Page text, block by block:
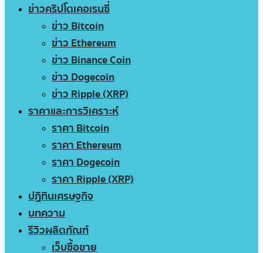
ข่าวคริปโตเคอเรนซี่
ข่าว Bitcoin
ข่าว Ethereum
ข่าว Binance Coin
ข่าว Dogecoin
ข่าว Ripple (XRP)
ราคาและการวิเคราะห์
ราคา Bitcoin
ราคา Ethereum
ราคา Dogecoin
ราคา Ripple (XRP)
ปฏิทินเศรษฐกิจ
บทความ
รีวิวผลิตภัณฑ์
เว็บซื้อขาย